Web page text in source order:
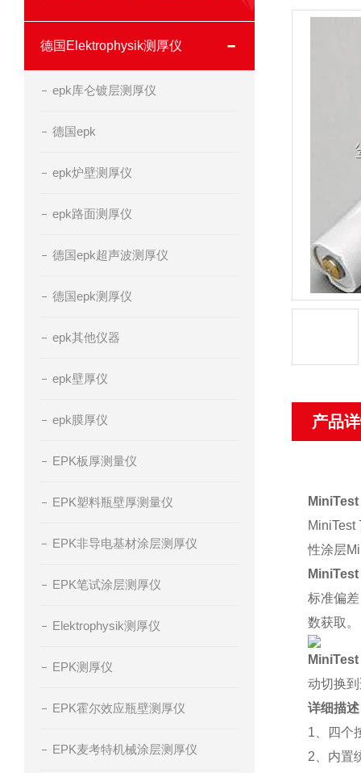
德国Elektrophysik测厚仪
epk库仑镀层测厚仪
德国epk
epk炉壁测厚仪
epk路面测厚仪
德国epk超声波测厚仪
德国epk测厚仪
epk其他仪器
epk壁厚仪
epk膜厚仪
EPK板厚测量仪
EPK塑料瓶壁厚测量仪
EPK非导电基材涂层测厚仪
EPK笔试涂层测厚仪
Elektrophysik测厚仪
EPK测厚仪
EPK霍尔效应瓶壁测厚仪
EPK麦考特机械涂层测厚仪
产品
MiniTest
性涂层
标准偏
数获取
动切换
详细描述
1、四个
2、内置